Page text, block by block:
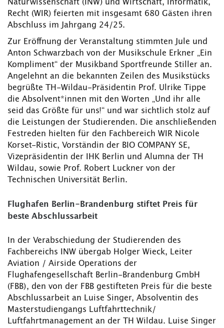
Naturwissenschaft (INW) und Wirtschaft, Informatik,
Recht (WIR) feierten mit insgesamt 680 Gästen ihren
Abschluss im Jahrgang 24/25.
Zur Eröffnung der Veranstaltung stimmten Jule und
Anton Schwarzbach von der Musikschule Erkner „Ein
Kompliment“ der Musikband Sportfreunde Stiller an.
Angelehnt an die bekannten Zeilen des Musikstücks
begrüßte TH-Wildau-Präsidentin Prof. Ulrike Tippe
die Absolvent*innen mit den Worten „Und ihr alle
seid das Größte für uns!“ und war sichtlich stolz auf
die Leistungen der Studierenden. Die anschließenden
Festreden hielten für den Fachbereich WIR Nicole
Korset-Ristic, Vorständin der BIO COMPANY SE,
Vizepräsidentin der IHK Berlin und Alumna der TH
Wildau, sowie Prof. Robert Luckner von der
Technischen Universität Berlin.
Flughafen Berlin-Brandenburg stiftet Preis für
beste Abschlussarbeit
In der Verabschiedung der Studierenden des
Fachbereichs INW übergab Holger Wieck, Leiter
Aviation / Airside Operations der
Flughafengesellschaft Berlin-Brandenburg GmbH
(FBB), den von der FBB gestifteten Preis für die beste
Abschlussarbeit an Luise Singer, Absolventin des
Masterstudiengangs Luftfahrttechnik/
Luftfahrtmanagement an der TH Wildau. Luise Singer